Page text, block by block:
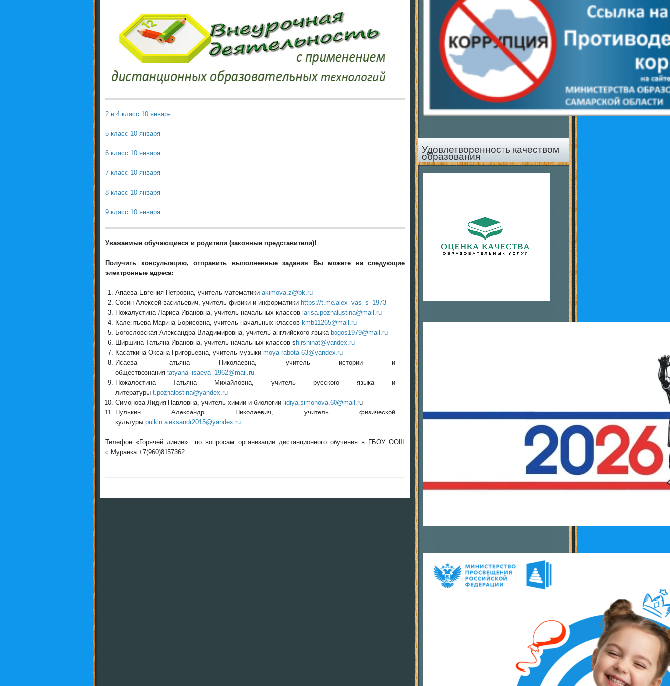
2 и 4 класс 10 января
5 класс 10 января
6 класс 10 января
7 класс 10 января
8 класс 10 января
9 класс 10 января
Уважаемые обучающиеся и родители (законные представители)!
Получить консультацию, отправить выполненные задания Вы можете на следующие
электронные адреса:
Апаева Евгения Петровна, учитель математики akimova.z@bk.ru
Сосин Алексей васильевич, учитель физики и информатики https://t.me/alex_vas_s_1973
Пожалустина Лариса Ивановна, учитель начальных классов larisa.pozhalustina@mail.ru
Калентьева Марина Борисовна, учитель начальных классов kmb11265@mail.ru
Богословская Александра Владимировна, учитель английского языка bogos1979@mail.ru
Ширшина Татьяна Ивановна, учитель начальных классов s hirshinat@yandex.ru
Касаткина Оксана Григорьевна, учитель музыки moya-rabota-63@yandex.ru
Исаева Татьяна Николаевна, учитель истории и
обществознания tatyana_isaeva_1962@mail.ru
Пожалостина Татьяна Михайловна, учитель русского языка и
литературы t.pozhalostina@yandex.ru
Симонова Лидия Павловна, учитель химии и биологии lidiya.simonova.60@mail.ru
Пулькин Александр Николаевич, учитель физической
культуры pulkin.aleksandr2015@yandex.ru
Телефон «Горячей линии» по вопросам организации дистанционного обучения в ГБОУ ООШ
с.Муранка +7(960)8157362
Удовлетворенность качеством
образования